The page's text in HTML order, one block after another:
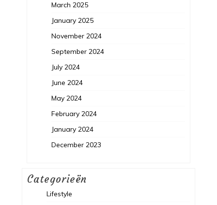
March 2025
January 2025
November 2024
September 2024
July 2024
June 2024
May 2024
February 2024
January 2024
December 2023
Categorieën
Lifestyle